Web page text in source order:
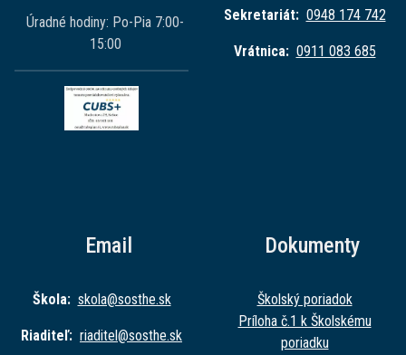
Úradné hodiny: Po-Pia 7:00-
15:00
Sekretariát: 0948 174 742
Vrátnica: 0911 083 685
Email
Škola: skola@sosthe.sk
Riaditeľ: riaditel@sosthe.sk
Dokumenty
Školský poriadok
Príloha č.1 k Školskému
poriadku